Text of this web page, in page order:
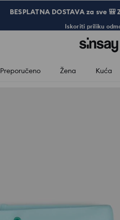
BESPLATNA DOSTAVA za sve
Iskoriti priliku
Preporučeno Žena Kuća